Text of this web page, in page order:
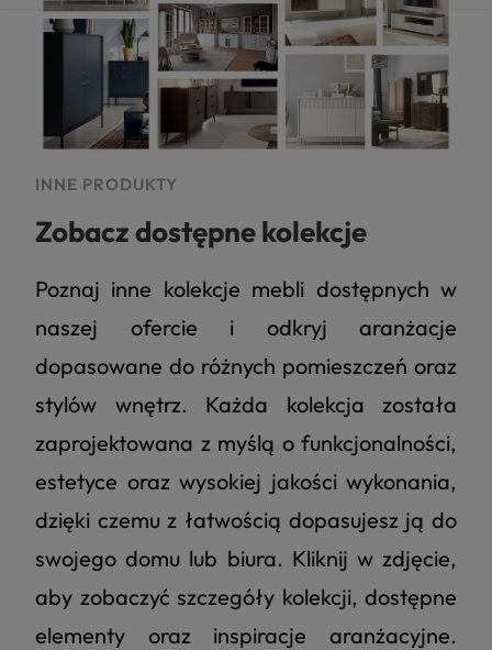
INNE PRODUKTY
Zobacz dostępne kolekcje
Poznaj inne kolekcje mebli dostępnych w
naszej ofercie i odkryj aranżacje
dopasowane do różnych pomieszczeń oraz
stylów wnętrz. Każda kolekcja została
zaprojektowana z myślą o funkcjonalności,
estetyce oraz wysokiej jakości wykonania,
dzięki czemu z łatwością dopasujesz ją do
swojego domu lub biura. Kliknij w zdjęcie,
aby zobaczyć szczegóły kolekcji, dostępne
elementy oraz inspiracje aranżacyjne.